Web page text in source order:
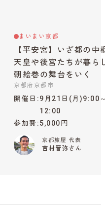
まいまい京都
【平安宮】いざ都の中
天皇や後宮たちが暮ら
朝絵巻の舞台をいく
京都府京都市
開催日
9月21日(月)9:00
12:00
参加費 5,000円
京都旅屋 代表
吉村晋弥さん